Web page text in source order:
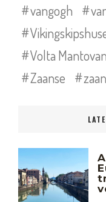
vangogh
Volta
Zaanse